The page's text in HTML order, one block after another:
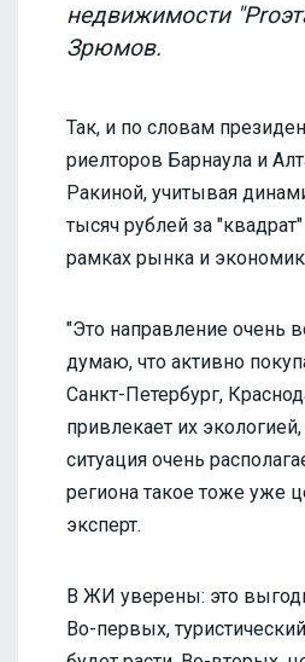
недвижимости
Зрюмов.
Так, и по словам
риелторов Барнаула и
Ракиной, учитывая
тысяч рублей за
рамках рынка и
"Это направление очень
думаю, что активно
Санкт-Петербург,
привлекает их
ситуация очень
региона такое тоже уже
эксперт.
В ЖИ уверены: это
Во-первых,